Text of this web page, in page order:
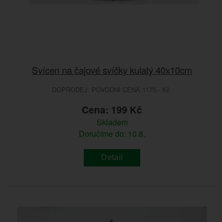
Svícen na čajové svíčky kulatý 40x10cm
DOPRODEJ. PŮVODNÍ CENA 1175.- Kč
Cena: 199 Kč
Skladem
Doručíme do: 10.8.
Detail